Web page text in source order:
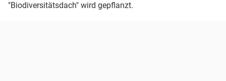
"Biodiversitätsdach" wird gepflanzt.